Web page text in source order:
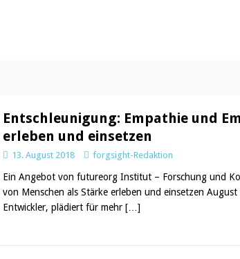
Entschleunigung: Empathie und
erleben und einsetzen
13. August 2018 forgsight-Redaktion
Ein Angebot von futureorg Institut – Forschung und
von Menschen als Stärke erleben und einsetzen
Entwickler, plädiert für mehr […]